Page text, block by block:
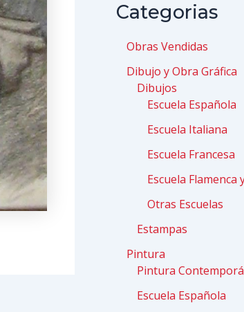
Categorias
Obras Vendidas
Dibujo y Obra Gráfica
Dibujos
Escuela Española
Escuela Italiana
Escuela Francesa
Escuela Flamenca
Otras Escuelas
Estampas
Pintura
Pintura
Escuela Española